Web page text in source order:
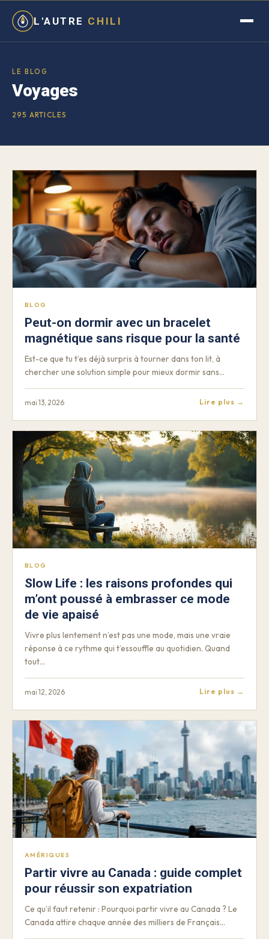
L'AUTRE CHILI
LE BLOG
Voyages
295 ARTICLES
BLOG
Peut-on dormir avec un bracelet
magnétique sans risque pour la santé
Est-ce que tu t’es déjà surpris à tourner dans ton lit, à
chercher une solution simple pour mieux dormir sans…
mai 13, 2026 Lire plus →
BLOG
Slow Life : les raisons profondes qui
m’ont poussé à embrasser ce mode
de vie apaisé
Vivre plus lentement n’est pas une mode, mais une vraie
réponse à ce rythme qui t’essouffle au quotidien. Quand
tout…
mai 12, 2026 Lire plus →
AMÉRIQUES
Partir vivre au Canada : guide complet
pour réussir son expatriation
Ce qu’il faut retenir : Pourquoi partir vivre au Canada ? Le
Canada attire chaque année des milliers de Français…